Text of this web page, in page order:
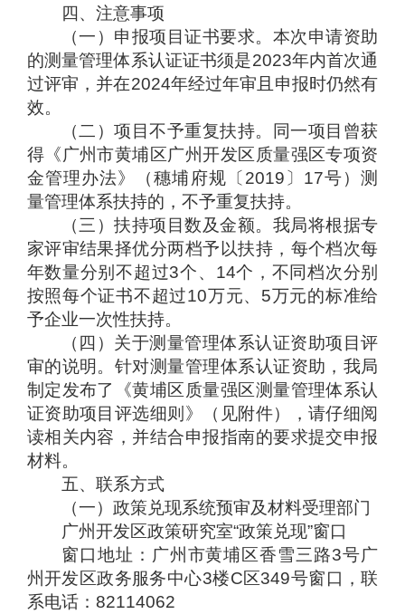
四、注意事项
（一）申报项目证书要求。本次申请资助
的测量管理体系认证证书须是2023年内首次通
过评审，并在2024年经过年审且申报时仍然有
效。
（二）项目不予重复扶持。同一项目曾获
得《广州市黄埔区广州开发区质量强区专项资
金管理办法》（穗埔府规〔2019〕17号）测
量管理体系扶持的，不予重复扶持。
（三）扶持项目数及金额。我局将根据专
家评审结果择优分两档予以扶持，每个档次每
年数量分别不超过3个、14个，不同档次分别
按照每个证书不超过10万元、5万元的标准给
予企业一次性扶持。
（四）关于测量管理体系认证资助项目评
审的说明。针对测量管理体系认证资助，我局
制定发布了《黄埔区质量强区测量管理体系认
证资助项目评选细则》（见附件），请仔细阅
读相关内容，并结合申报指南的要求提交申报
材料。
五、联系方式
（一）政策兑现系统预审及材料受理部门
广州开发区政策研究室“政策兑现”窗口
窗口地址：广州市黄埔区香雪三路3号广
州开发区政务服务中心3楼C区349号窗口，联
系电话：82114062